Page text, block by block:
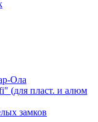
Ола
(для пласт. и алюм
замков